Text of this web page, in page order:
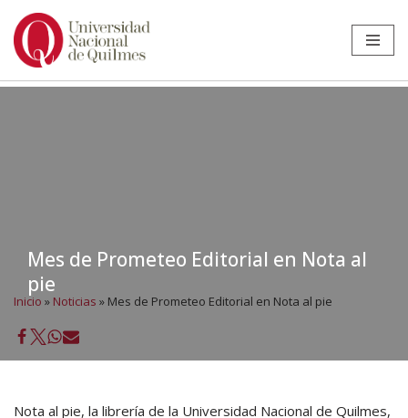
Ir
Mes de Prometeo Editorial en Nota al
pie
Inicio » Noticias » Mes de Prometeo Editorial en Nota al pie
Nota al pie, la librería de la Universidad Nacional de Quilmes,